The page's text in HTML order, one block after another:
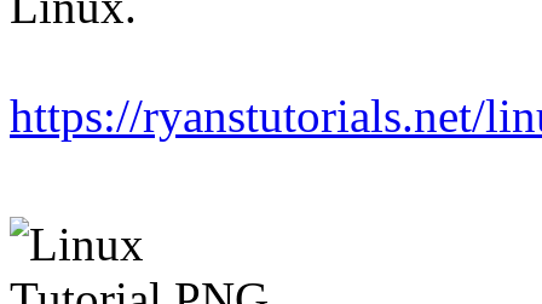
https://ryanstutorials.net/